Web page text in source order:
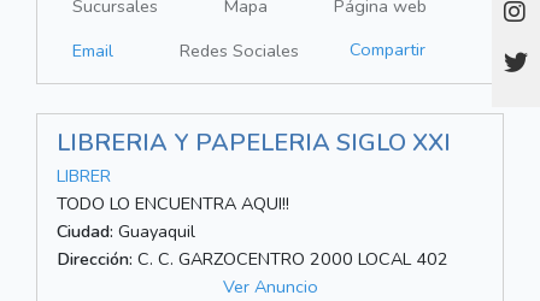
Sucursales Mapa
Página web
Email
Redes Sociales Compartir
LIBRERIA Y PAPELERIA SIGLO XXI
LIBRER
TODO LO ENCUENTRA AQUI!!
Ciudad: Guayaquil
Dirección: C. C. GARZOCENTRO 2000 LOCAL 402
Ver Anuncio